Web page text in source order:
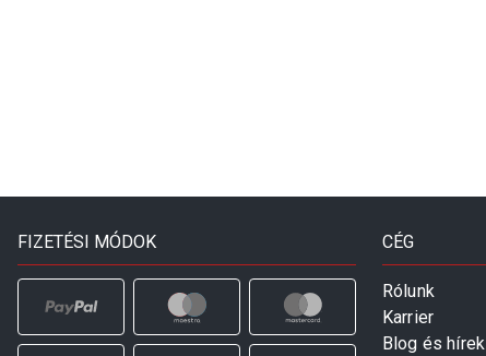
FIZETÉSI MÓDOK CÉG
Rólunk
Karrier
Blog és hírek